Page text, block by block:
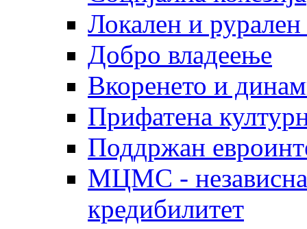
Локален и рурален
Добро владеење
Вкоренето и
Прифатена
Поддржан
МЦМС - независна
кредибилитет